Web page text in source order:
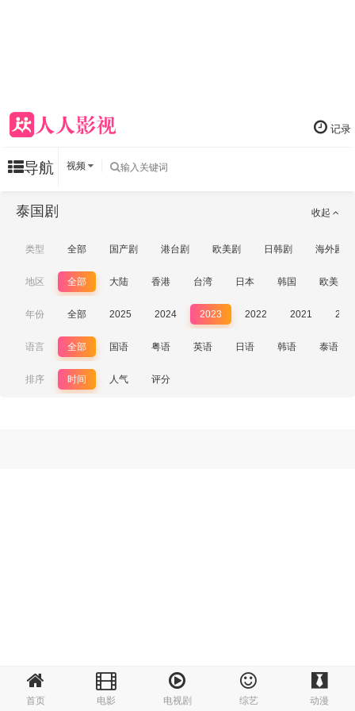
记录
导航 视频
首页 电影 电视剧 综艺 动漫
收起
泰国剧
类型 全部 国产剧 港台剧 欧美剧 日韩剧 海外剧
地区 全部 大陆 香港 台湾 日本 韩国 欧美
年份 全部 2025 2024 2023 2022 2021
语言 全部 国语 粤语 英语 日语 韩语 泰语
排序 时间 人气 评分